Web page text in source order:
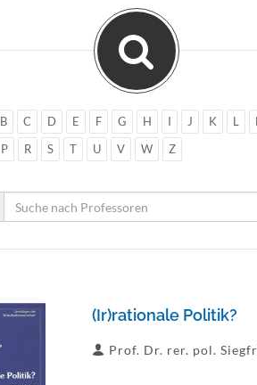
B C D E F G H I J K L
P R S T U V W Z
(Ir)rationale Politik?
Prof. Dr. rer. pol.